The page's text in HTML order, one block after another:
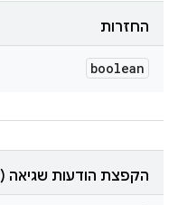
החזרות
boolean
הקפצת הודעות שגיאה (throw)